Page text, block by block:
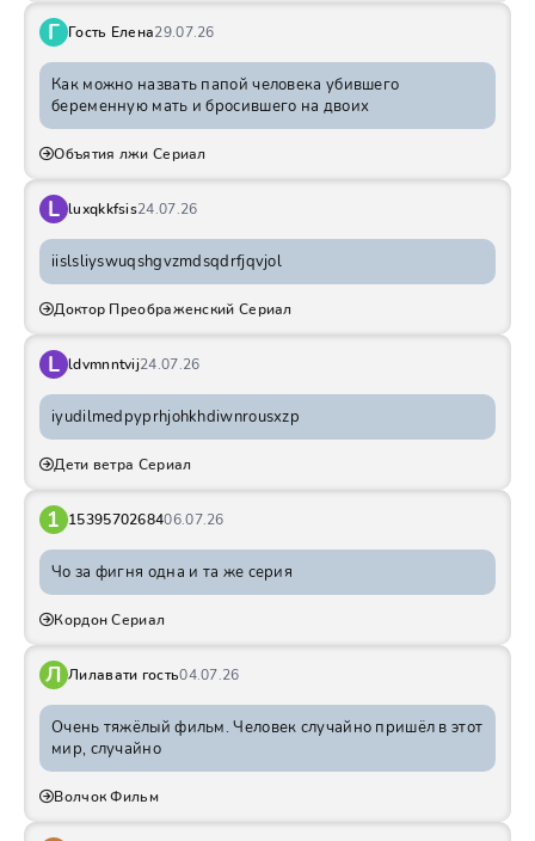
Г Гость Елена29.07.26
Как можно назвать папой человека убившего
беременную мать и бросившего на двоих
Объятия лжи Сериал
L luxqkkfsis24.07.26
iislsliyswuqshgvzmdsqdrfjqvjol
Доктор Преображенский Сериал
L ldvmnntvij24.07.26
iyudilmedpyprhjohkhdiwnrousxzp
Дети ветра Сериал
1 1539570268406.07.26
Чо за фигня одна и та же серия
Кордон Сериал
Л Лилавати гость04.07.26
Очень тяжёлый фильм. Человек случайно пришёл в этот
мир, случайно
Волчок Фильм